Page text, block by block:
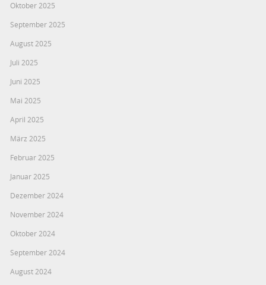
Oktober 2025
September 2025
August 2025
Juli 2025
Juni 2025
Mai 2025
April 2025
März 2025
Februar 2025
Januar 2025
Dezember 2024
November 2024
Oktober 2024
September 2024
August 2024